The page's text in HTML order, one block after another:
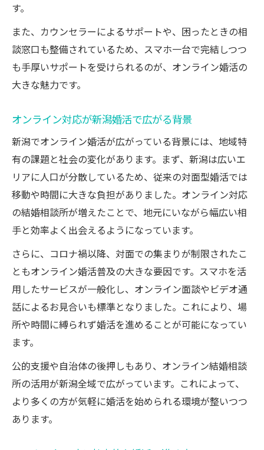
安心感を高める公的婚活支援のポイント
オンラインなら理想の相手探しもスマートに進
む
オンライン婚活で理想の相手に出会うコツ
オンライン活用で条件ミスマッチを減らす
方法
理想の相手を見つけるオンライン婚活戦略
スマホで進める新潟婚活の出会い方実例
す。
また、カウンセラーによるサポートや、困ったときの相
談窓口も整備されているため、スマホ一台で完結しつつ
も手厚いサポートを受けられるのが、オンライン婚活の
大きな魅力です。
オンライン対応が新潟婚活で広がる背景
新潟でオンライン婚活が広がっている背景には、地域特
有の課題と社会の変化があります。まず、新潟は広いエ
リアに人口が分散しているため、従来の対面型婚活では
移動や時間に大きな負担がありました。オンライン対応
の結婚相談所が増えたことで、地元にいながら幅広い相
手と効率よく出会えるようになっています。
さらに、コロナ禍以降、対面での集まりが制限されたこ
ともオンライン婚活普及の大きな要因です。スマホを活
用したサービスが一般化し、オンライン面談やビデオ通
話によるお見合いも標準となりました。これにより、場
所や時間に縛られず婚活を進めることが可能になってい
ます。
公的支援や自治体の後押しもあり、オンライン結婚相談
所の活用が新潟全域で広がっています。これによって、
より多くの方が気軽に婚活を始められる環境が整いつつ
あります。